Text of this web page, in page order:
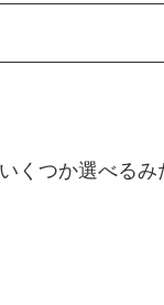
くつか選べるみ